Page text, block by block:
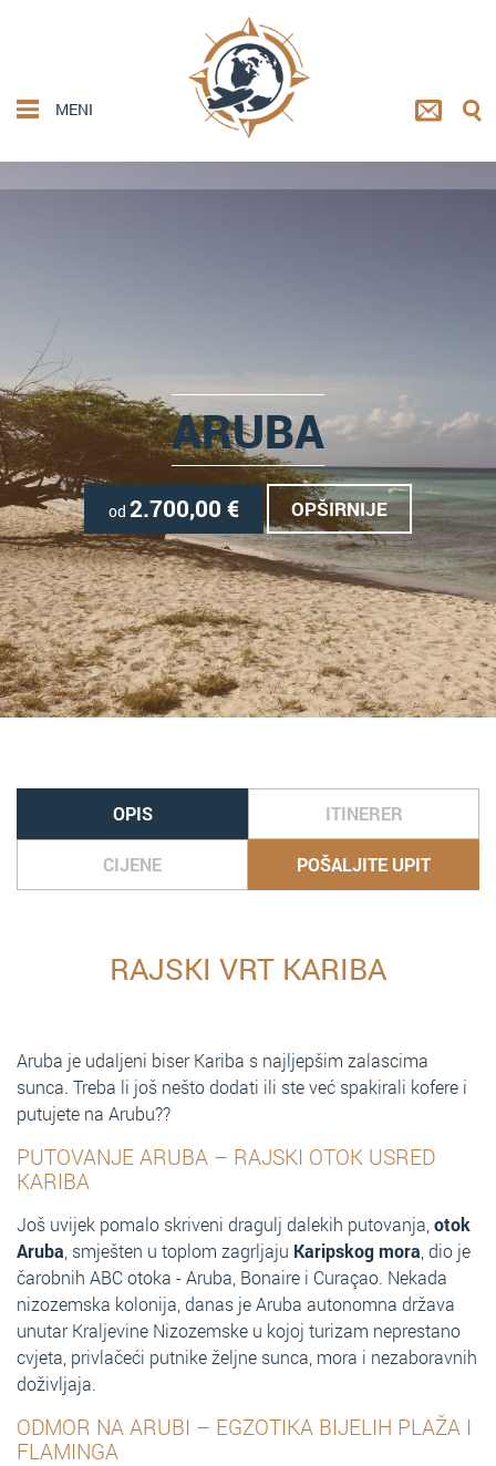
MENI
ARUBA
od 2.700,00 € OPŠIRNIJE
OPIS ITINERER
CIJENE POŠALJITE UPIT
RAJSKI VRT KARIBA
Aruba je udaljeni biser Kariba s najljepšim zalascima
sunca. Treba li još nešto dodati ili ste već spakirali kofere i
putujete na Arubu??
PUTOVANJE ARUBA – RAJSKI OTOK USRED
KARIBA
Još uvijek pomalo skriveni dragulj dalekih putovanja, otok
Aruba , smješten u toplom zagrljaju Karipskog mora , dio je
čarobnih ABC otoka - Aruba, Bonaire i Curaçao. Nekada
nizozemska kolonija, danas je Aruba autonomna država
unutar Kraljevine Nizozemske u kojoj turizam neprestano
cvjeta, privlačeći putnike željne sunca, mora i nezaboravnih
doživljaja.
ODMOR NA ARUBI – EGZOTIKA BIJELIH PLAŽA I
FLAMINGA